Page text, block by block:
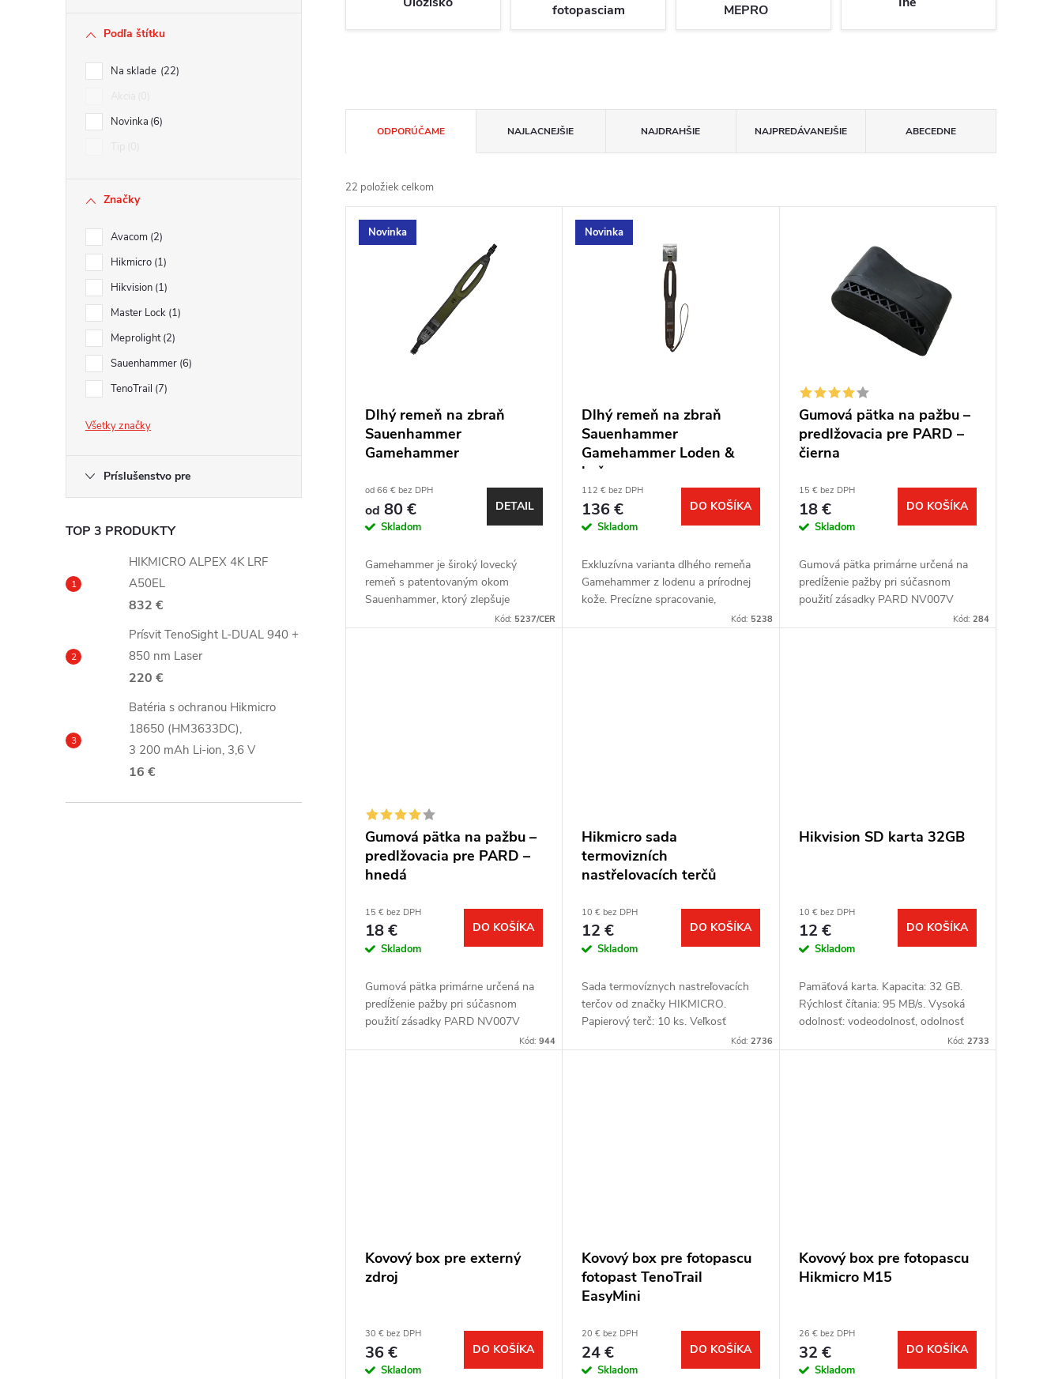
Podľa štítku
Na sklade 22
Novinka 6
Značky
Avacom 2
Hikmicro 1
Hikvision 1
Master Lock 1
Meprolight 2
Sauenhammer 6
TenoTrail 7
Všetky značky
Príslušenstvo pre
TOP 3 PRODUKTY
HIKMICRO ALPEX 4K LRF
A50EL
832 €
Prísvit TenoSight L-DUAL 940 +
850 nm Laser
220 €
Batéria s ochranou Hikmicro
18650 (HM3633DC),
3 200 mAh Li-ion, 3,6 V
16 €
fotopasciam
MEPRO
a
d
e
t
ODPORÚČAME NAJLACNEJŠIE NAJDRAHŠIE NAJPREDÁVANEJŠIE ABECEDNE
22 položiek celkom
V
k
Novinka
Dlhý remeň na zbraň
Sauenhammer
Gamehammer
od 66 € bez DPH
od 80 €
Skladom
DETAIL
Gamehammer je široký lovecký
remeň s patentovaným okom
Sauenhammer, ktorý zlepšuje
manipuláciu so zbraňou a dokáže
Kód: 5237/CER
Novinka
Dlhý remeň na zbraň
Sauenhammer
Gamehammer Loden &
koža
112 € bez DPH
136 €
Skladom
DO KOŠÍKA
Exkluzívna varianta dlhého remeňa
Gamehammer z lodenu a prírodnej
kože. Precízne spracovanie,
elegancia a prvotriedne prírodnéKód: 5238
Gumová pätka na pažbu –
predlžovacia pre PARD –
čierna
15 € bez DPH
18 €
Skladom
DO KOŠÍKA
Gumová pätka primárne určená na
predĺženie pažby pri súčasnom
použití zásadky PARD NV007V
Kód: 284
Gumová pätka na pažbu –
predlžovacia pre PARD –
hnedá
15 € bez DPH
18 €
Skladom
DO KOŠÍKA
Gumová pätka primárne určená na
predĺženie pažby pri súčasnom
použití zásadky PARD NV007V
Kód:944
Hikmicro sada
termovizních
nastřelovacích terčů
10 € bez DPH
12 €
Skladom
DO KOŠÍKA
Sada termovíznych nastreľovacích
terčov od značky HIKMICRO.
Papierový terč: 10 ks. Veľkosť
papierových terčov: 30 × 30 cm.Kód: 2736
Hikvision SD karta 32GB
10 € bez DPH
12 €
Skladom
DO KOŠÍKA
Pamäťová karta. Kapacita: 32 GB.
Rýchlosť čítania: 95 MB/s. Vysoká
odolnosť: vodeodolnosť, odolnosť
voči vysokým aj nízkym teplotám,
Kód: 2733
Kovový box pre externý
zdroj
30 € bez DPH
36 €
Skladom
DO KOŠÍKA
Kovový box pre fotopascu
fotopast TenoTrail
EasyMini
20 € bez DPH
24 €
Skladom
DO KOŠÍKA
Kovový box pre fotopascu
Hikmicro M15
26 € bez DPH
32 €
Skladom
DO KOŠÍKA